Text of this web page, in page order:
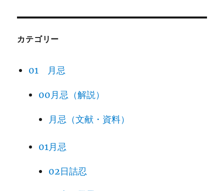
カテゴリー
01 月忌
00月忌（解説）
月忌（文献・資料）
01月忌
02日詰忍